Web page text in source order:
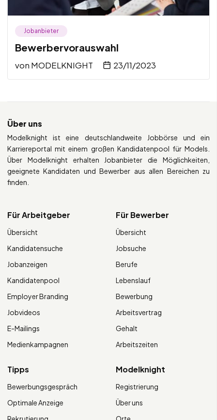
Jobanbieter
Bewerbervorauswahl
von MODELKNIGHT 23/11/2023
Über uns
Modelknight ist eine deutschlandweite Jobbörse und ein
Karriereportal mit einem großen Kandidatenpool für Models.
Über Modelknight erhalten Jobanbieter die Möglichkeiten,
geeignete Kandidaten und Bewerber aus allen Bereichen zu
finden.
Für Arbeitgeber
Übersicht
Kandidatensuche
Jobanzeigen
Kandidatenpool
Employer Branding
Jobvideos
E-Mailings
Medienkampagnen
Für Bewerber
Übersicht
Jobsuche
Berufe
Lebenslauf
Bewerbung
Arbeitsvertrag
Gehalt
Arbeitszeiten
Tipps
Bewerbungsgespräch
Optimale Anzeige
Modelknight
Registrierung
Über uns